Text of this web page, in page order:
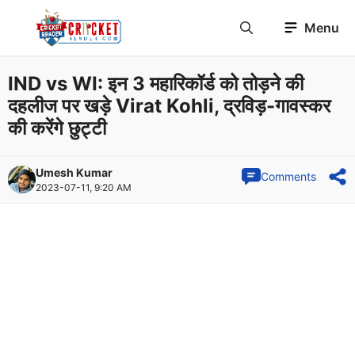
Menu
IND vs WI: इन 3 महारिकॉर्ड को तोड़ने की
दहलीज पर खड़े Virat Kohli, द्रविड़-गावस्कर
की करेंगे छुट्टी
Umesh Kumar
2023-07-11, 9:20 AM
Comments